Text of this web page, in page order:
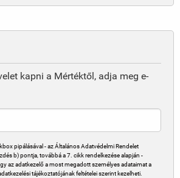
kapni a Mértéktől, adja meg e-
pipálásával - az Általános Adatvédelmi Rendelet
b) pontja, továbbá a 7. cikk rendelkezése alapján -
az adatkezelő a most megadott személyes adataimat a
tájékoztatójának feltételei szerint kezelheti.